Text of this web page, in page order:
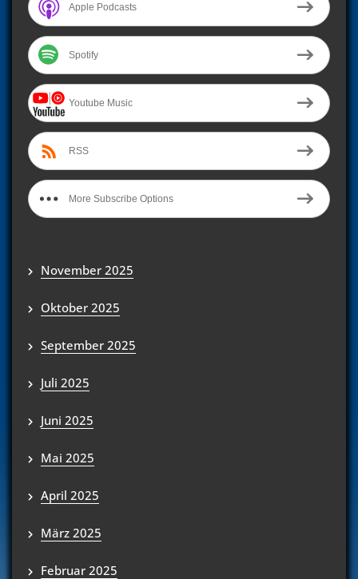
Apple Podcasts
Spotify
Youtube Music
RSS
More Subscribe Options
November 2025
Oktober 2025
September 2025
Juli 2025
Juni 2025
Mai 2025
April 2025
März 2025
Februar 2025